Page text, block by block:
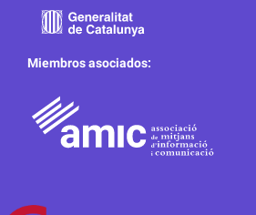
Miembros asociados: